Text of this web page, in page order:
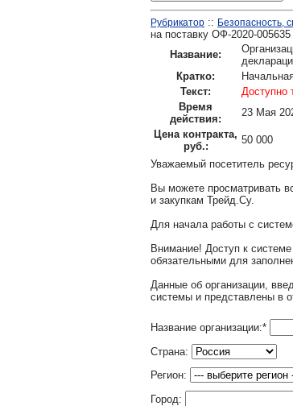
Рубрикатор :: Безопасность,
на поставку ОФ-2020-
Название:
Кратко:
Текст:
Доступно
Время
действия:
23 Мая
Цена контракта,
руб.:
50 000
Уважаемый посетитель
Вы можете просматривать
и закупкам Трейд.Су.
Для начала работы с
Внимание! Доступ к
обязательными для
Данные об организации,
системы и представлены в
Название организации:*
Страна:
Регион:
Город: